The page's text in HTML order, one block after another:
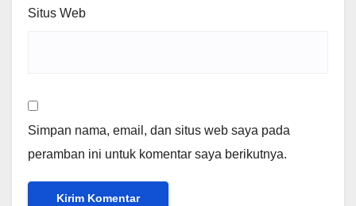
Situs Web
Simpan nama, email, dan situs web saya pada
peramban ini untuk komentar saya berikutnya.